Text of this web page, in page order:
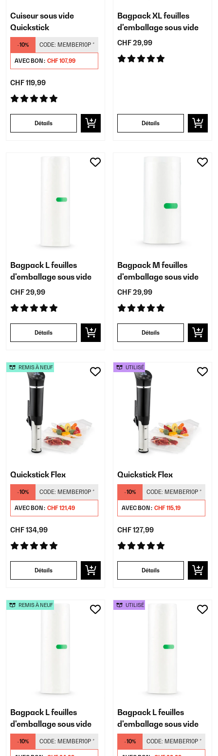
Cuiseur sous vide
Quickstick
-10% CODE: MEMBER10P *
AVEC BON : CHF 107,99
CHF 119,99
Détails
Bagpack XL feuilles
d'emballage sous vide
CHF 29,99
Détails
Bagpack L feuilles
d'emballage sous vide
CHF 29,99
Détails
Bagpack M feuilles
d'emballage sous vide
CHF 29,99
Détails
Quickstick Flex
-10% CODE: MEMBER10P *
AVEC BON : CHF 121,49
CHF 134,99
Détails
REMIS À NEUF
Quickstick Flex
-10% CODE: MEMBER10P *
AVEC BON : CHF 115,19
CHF 127,99
Détails
UTILISÉ
Bagpack L feuilles
d'emballage sous vide
-10% CODE: MEMBER10P *
REMIS À NEUF
Bagpack L feuilles
d'emballage sous vide
-10% CODE: MEMBER10P *
UTILISÉ